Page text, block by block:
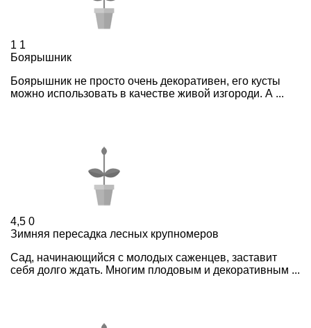
1 1
Боярышник
Боярышник не просто очень декоративен, его кусты
можно использовать в качестве живой изгороди. А ...
4,5 0
Зимняя пересадка лесных крупномеров
Сад, начинающийся с молодых саженцев, заставит
себя долго ждать. Многим плодовым и декоративным ...